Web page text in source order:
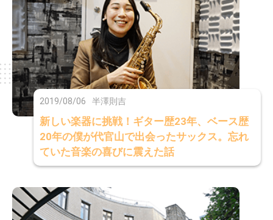
2019/08/06 半澤則吉
新しい楽器に挑戦！ギター歴23年、ベース歴
20年の僕が代官山で出会ったサックス。忘れ
ていた音楽の喜びに震えた話